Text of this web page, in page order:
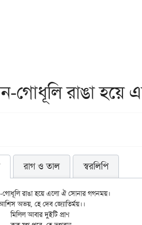
গোধূলি রাঙা হয়ে
রাগ ও তাল স্বরলিপি
গোধূলি রাঙা হয়ে এলো ঐ সোনার গগনময়।
অভয়, হে দেব জ্যোতির্ময়।।
প্রাণ